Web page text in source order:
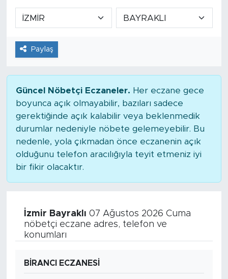
Paylaş
Güncel Nöbetçi Eczaneler. Her eczane gece
boyunca açık olmayabilir, bazıları sadece
gerektiğinde açık kalabilir veya beklenmedik
durumlar nedeniyle nöbete gelemeyebilir. Bu
nedenle, yola çıkmadan önce eczanenin açık
olduğunu telefon aracılığıyla teyit etmeniz iyi
bir fikir olacaktır.
İzmir Bayraklı 07 Ağustos 2026 Cuma
nöbetçi eczane adres, telefon ve
konumları
BİRANCI ECZANESİ